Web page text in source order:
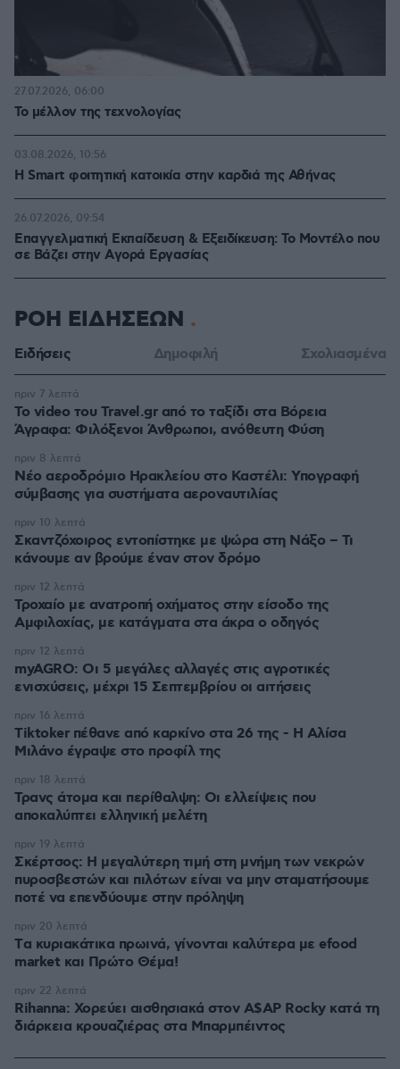
Το μέλλον της τεχνολογίας
27.07.2026, 06:00
Η Smart φοιτητική κατοικία στην καρδιά της Αθήνας
03.08.2026, 10:56
Επαγγελματική Εκπαίδευση & Εξειδίκευση: Το Mοντέλο που
σε Bάζει στην Aγορά Eργασίας
26.07.2026, 09:54
ΡΟΗ ΕΙΔΗΣΕΩΝ
Ειδήσεις Δημοφιλή Σχολιασμένα
To video του Travel.gr από το ταξίδι στα Βόρεια
Άγραφα: Φιλόξενοι Άνθρωποι, ανόθευτη Φύση
πριν 7 λεπτά
Νέο αεροδρόμιο Ηρακλείου στο Καστέλι: Υπογραφή
σύμβασης για συστήματα αεροναυτιλίας
πριν 8 λεπτά
Σκαντζόχοιρος εντοπίστηκε με ψώρα στη Νάξο – Τι
κάνουμε αν βρούμε έναν στον δρόμο
πριν 10 λεπτά
Τροχαίο με ανατροπή οχήματος στην είσοδο της
Αμφιλοχίας, με κατάγματα στα άκρα ο οδηγός
πριν 12 λεπτά
myAGRO: Οι 5 μεγάλες αλλαγές στις αγροτικές
ενισχύσεις, μέχρι 15 Σεπτεμβρίου οι αιτήσεις
πριν 12 λεπτά
Tiktoker πέθανε από καρκίνο στα 26 της - Η Αλίσα
Μιλάνο έγραψε στο προφίλ της
πριν 16 λεπτά
Τρανς άτομα και περίθαλψη: Οι ελλείψεις που
αποκαλύπτει ελληνική μελέτη
πριν 18 λεπτά
Σκέρτσος: Η μεγαλύτερη τιμή στη μνήμη των νεκρών
πυροσβεστών και πιλότων είναι να μην σταματήσουμε
ποτέ να επενδύουμε στην πρόληψη
πριν 19 λεπτά
Tα κυριακάτικα πρωινά, γίνονται καλύτερα με efood
market και Πρώτο Θέμα!
πριν 20 λεπτά
Rihanna: Χορεύει αισθησιακά στον A$AP Rocky κατά τη
διάρκεια κρουαζιέρας στα Μπαρμπέιντος
πριν 22 λεπτά